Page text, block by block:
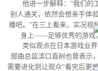
他进一步解释：“我们的工
别人通关，依然会想亲手体
播吧。”在三上看来，实况视
身上——足够优秀的游戏
类似观点在日本游戏业界
部曲总监滨口直树也曾表示
需要进化到让观众“看完后更